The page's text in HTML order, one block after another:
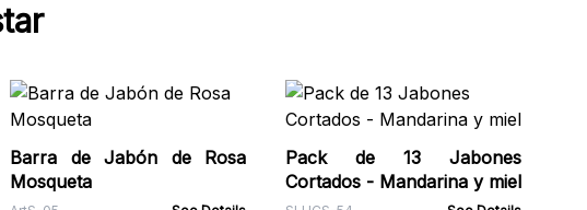
Barra de Jabón de Rosa
Mosqueta
Pack de 13 Jabones
Cortados - Mandarina y miel